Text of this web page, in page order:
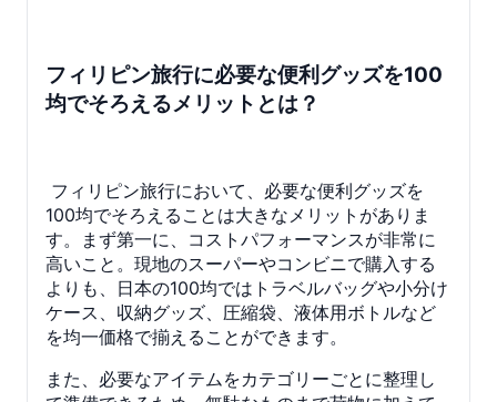
フィリピン旅行に必要な便利グッズを100
均でそろえるメリットとは？
フィリピン旅行において、必要な便利グッズを
100均でそろえることは大きなメリットがありま
す。まず第一に、コストパフォーマンスが非常に
高いこと。現地のスーパーやコンビニで購入する
よりも、日本の100均ではトラベルバッグや小分け
ケース、収納グッズ、圧縮袋、液体用ボトルなど
を均一価格で揃えることができます。
また、必要なアイテムをカテゴリーごとに整理し